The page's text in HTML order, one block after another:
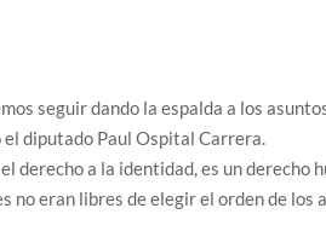
seguir dando la espalda a los
diputado Paul Ospital Carrera.
derecho a la identidad, es un derecho
no eran libres de elegir el orden de los